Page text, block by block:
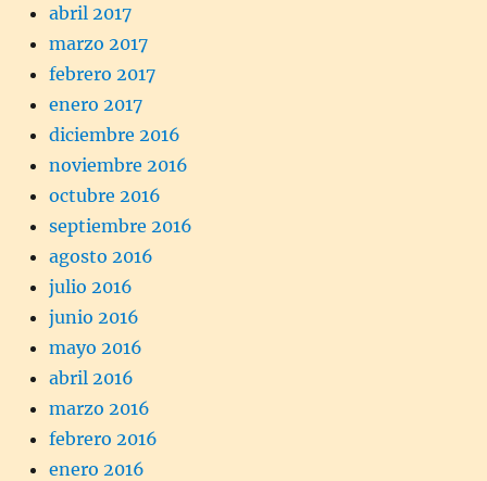
abril 2017
marzo 2017
febrero 2017
enero 2017
diciembre 2016
noviembre 2016
octubre 2016
septiembre 2016
agosto 2016
julio 2016
junio 2016
mayo 2016
abril 2016
marzo 2016
febrero 2016
enero 2016